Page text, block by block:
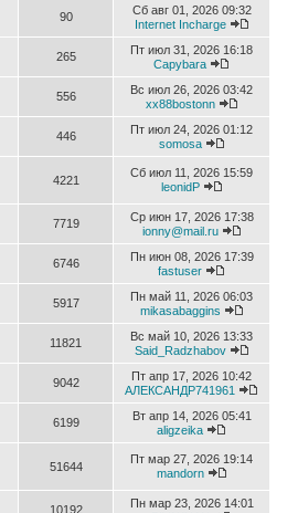
90
Сб авг 01, 2026 09:32
Internet Incharge
265
Пт июл 31, 2026 16:18
Capybara
556
Вс июл 26, 2026 03:42
xx88bostonn
446
Пт июл 24, 2026 01:12
somosa
4221
Сб июл 11, 2026 15:59
leonidP
7719
Ср июн 17, 2026 17:38
ionny@mail.ru
6746
Пн июн 08, 2026 17:39
fastuser
5917
Пн май 11, 2026 06:03
mikasabaggins
11821
Вс май 10, 2026 13:33
Said_Radzhabov
9042
Пт апр 17, 2026 10:42
АЛЕКСАНДР741961
6199
Вт апр 14, 2026 05:41
aligzeika
51644
Пт мар 27, 2026 19:14
mandorn
10192
Пн мар 23, 2026 14:01